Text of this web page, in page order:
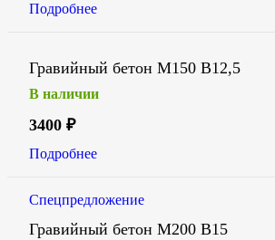
Подробнее
Гравийный бетон М150 В12,5
В наличии
3400 ₽
Подробнее
Спецпредложение
Гравийный бетон М200 В15